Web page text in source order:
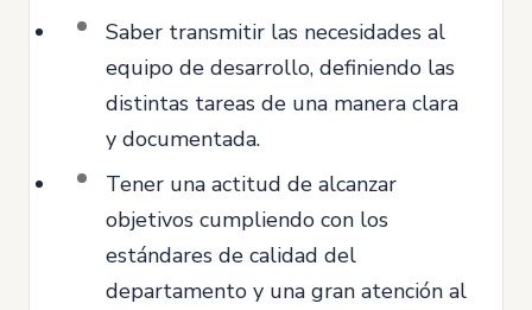
Saber transmitir las necesidades al
equipo de desarrollo, definiendo las
distintas tareas de una manera clara
y documentada.
Tener una actitud de alcanzar
objetivos cumpliendo con los
estándares de calidad del
departamento y una gran atención al